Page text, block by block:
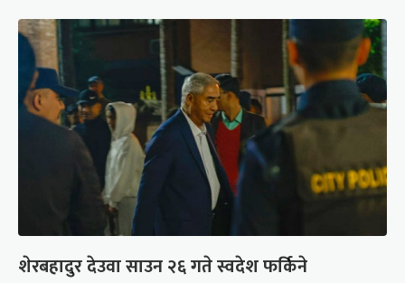
शेरबहादुर देउवा साउन २६ गते स्वदेश फर्किने